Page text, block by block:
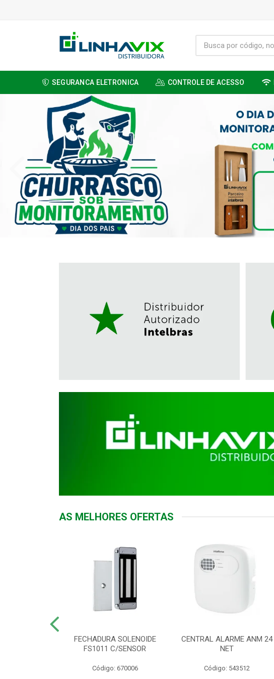
SEGURANCA ELETRONICA CONTROLE DE ACESSO
AS MELHORES OFERTAS
FECHADURA SOLENOIDE
FS1011 C/SENSOR
Código: 670006
CENTRAL ALARME ANM 24
NET
Código: 543512